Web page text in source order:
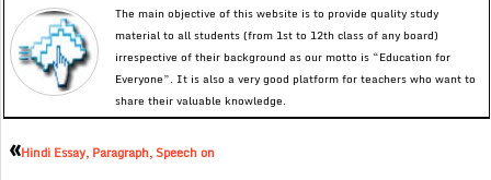
The main objective of this website is to provide quality study
material to all students (from 1st to 12th class of any board)
irrespective of their background as our motto is “Education for
Everyone”. It is also a very good platform for teachers who want to
share their valuable knowledge.
«Hindi Essay, Paragraph, Speech on